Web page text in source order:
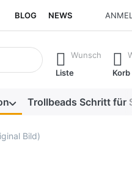
BLOG NEWS
Drücken Sie die
Wunsch
Liste
Korb
Trollbeads Schritt für
Bild)